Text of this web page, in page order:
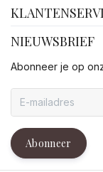
NIEUWSBRIEF
Abonneer je op
Abonneer